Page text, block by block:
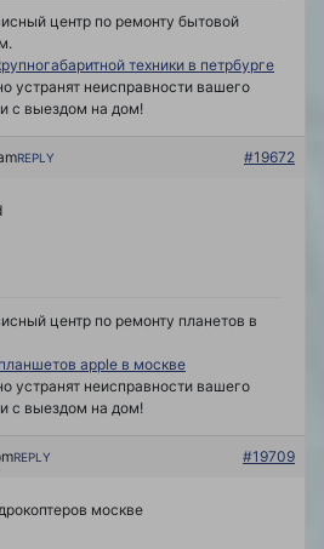
центр по ремонту бытовой
техники в петрбурге
устранят неисправности вашего
с выездом на дом!
#19672
REPLY
центр по ремонту планетов в
apple в москве
устранят неисправности вашего
с выездом на дом!
#19709
REPLY
москве